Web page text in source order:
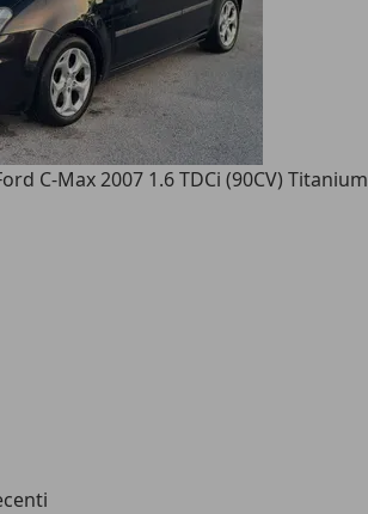
C-Max 2007 1.6 TDCi (90CV) Titanium